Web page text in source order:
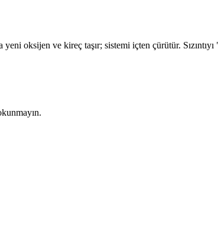
oksijen ve kireç taşır; sistemi içten çürütür.